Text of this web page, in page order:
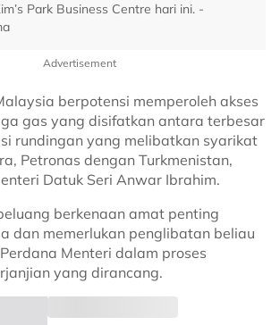
Park Business Centre hari ini. -
Advertisement
berpotensi memperoleh akses
gas yang disifatkan antara terbesar
rundingan yang melibatkan syarikat
Petronas dengan Turkmenistan,
Datuk Seri Anwar Ibrahim.
berkenaan amat penting
dan memerlukan penglibatan beliau
Menteri dalam proses
yang dirancang.